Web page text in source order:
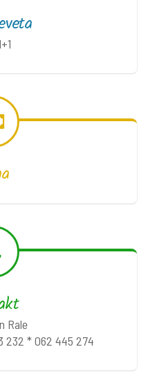
Rale
232 * 062 445 274